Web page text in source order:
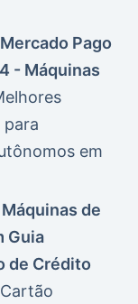
Pago
- Máquinas
para
em
de
Guia
de Crédito